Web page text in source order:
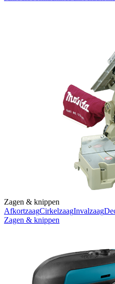
Zagen & knippen
AfkortzaagCirkelzaagInvalzaag
Zagen & knippen